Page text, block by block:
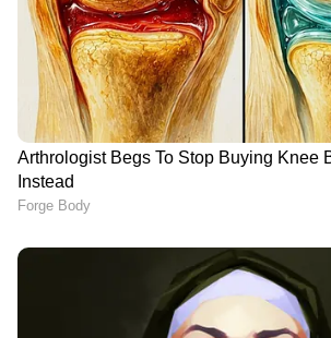
DOWNLOAD APP
ഇന്ത്യയിലെയും
അറിയാൻ
ന്യൂസ് വാർത്തകൾ.Malayalam
തത്സമയ അപ്‌ഡേറ്റുകളും